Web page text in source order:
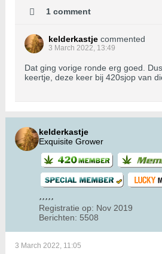
1 comment
kelderkastje commented
3 March 2022, 13:49
Dat ging vorige ronde erg goed.
keertje, deze keer bij 420sjop van
kelderkastje
Exquisite Grower
Registratie op: Nov 2019
Berichten: 5508
3 March 2022, 11:05